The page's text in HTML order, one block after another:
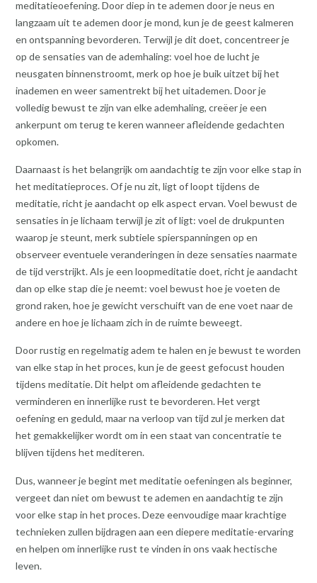
meditatieoefening. Door diep in te ademen door je neus en
langzaam uit te ademen door je mond, kun je de geest kalmeren
en ontspanning bevorderen. Terwijl je dit doet, concentreer je
op de sensaties van de ademhaling: voel hoe de lucht je
neusgaten binnenstroomt, merk op hoe je buik uitzet bij het
inademen en weer samentrekt bij het uitademen. Door je
volledig bewust te zijn van elke ademhaling, creëer je een
ankerpunt om terug te keren wanneer afleidende gedachten
opkomen.
Daarnaast is het belangrijk om aandachtig te zijn voor elke stap in
het meditatieproces. Of je nu zit, ligt of loopt tijdens de
meditatie, richt je aandacht op elk aspect ervan. Voel bewust de
sensaties in je lichaam terwijl je zit of ligt: voel de drukpunten
waarop je steunt, merk subtiele spierspanningen op en
observeer eventuele veranderingen in deze sensaties naarmate
de tijd verstrijkt. Als je een loopmeditatie doet, richt je aandacht
dan op elke stap die je neemt: voel bewust hoe je voeten de
grond raken, hoe je gewicht verschuift van de ene voet naar de
andere en hoe je lichaam zich in de ruimte beweegt.
Door rustig en regelmatig adem te halen en je bewust te worden
van elke stap in het proces, kun je de geest gefocust houden
tijdens meditatie. Dit helpt om afleidende gedachten te
verminderen en innerlijke rust te bevorderen. Het vergt
oefening en geduld, maar na verloop van tijd zul je merken dat
het gemakkelijker wordt om in een staat van concentratie te
blijven tijdens het mediteren.
Dus, wanneer je begint met meditatie oefeningen als beginner,
vergeet dan niet om bewust te ademen en aandachtig te zijn
voor elke stap in het proces. Deze eenvoudige maar krachtige
technieken zullen bijdragen aan een diepere meditatie-ervaring
en helpen om innerlijke rust te vinden in ons vaak hectische
leven.